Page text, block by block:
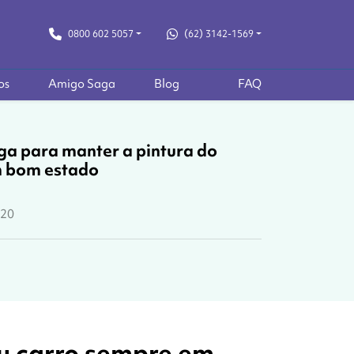
0800 602 5057 (62) 3142-1569
Amigo Saga Blog FAQ
para manter a pintura do
bom estado